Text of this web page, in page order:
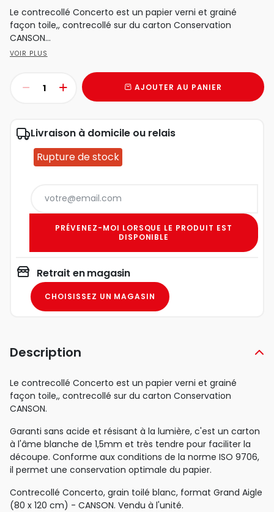
Le contrecollé Concerto est un papier verni et grainé
façon toile,, contrecollé sur du carton Conservation
CANSON...
VOIR PLUS
AJOUTER AU PANIER
Livraison à domicile ou relais
Rupture de stock
PRÉVENEZ-MOI LORSQUE LE PRODUIT EST
DISPONIBLE
Retrait en magasin
CHOISISSEZ UN MAGASIN
Description
Le contrecollé Concerto est un papier verni et grainé
façon toile,, contrecollé sur du carton Conservation
CANSON.
Garanti sans acide et résisant à la lumière, c'est un carton
à l'âme blanche de 1,5mm et très tendre pour faciliter la
découpe. Conforme aux conditions de la norme ISO 9706,
il permet une conservation optimale du papier.
Contrecollé Concerto, grain toilé blanc, format Grand Aigle
(80 x 120 cm) - CANSON. Vendu à l'unité.